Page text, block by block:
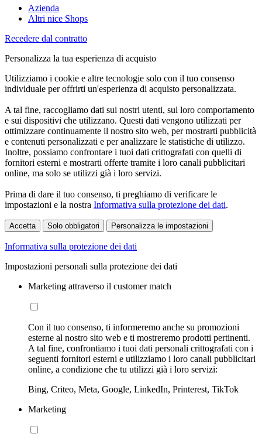
Azienda
Altri nice Shops
Recedere dal contratto
Personalizza la tua esperienza di acquisto
Utilizziamo i cookie e altre tecnologie solo con il tuo consenso
individuale per offrirti un'esperienza di acquisto personalizzata.
A tal fine, raccogliamo dati sui nostri utenti, sul loro comportamento
e sui dispositivi che utilizzano. Questi dati vengono utilizzati per
ottimizzare continuamente il nostro sito web, per mostrarti pubblicità
e contenuti personalizzati e per analizzare le statistiche di utilizzo.
Inoltre, possiamo confrontare i tuoi dati crittografati con quelli di
fornitori esterni e mostrarti offerte tramite i loro canali pubblicitari
online, ma solo se utilizzi già i loro servizi.
Prima di dare il tuo consenso, ti preghiamo di verificare le
impostazioni e la nostra Informativa sulla protezione dei dati.
Accetta Solo obbligatori Personalizza le impostazioni
Informativa sulla protezione dei dati
Impostazioni personali sulla protezione dei dati
Marketing attraverso il customer match
Con il tuo consenso, ti informeremo anche su promozioni
esterne al nostro sito web e ti mostreremo prodotti pertinenti.
A tal fine, confrontiamo i tuoi dati personali crittografati con i
seguenti fornitori esterni e utilizziamo i loro canali pubblicitari
online, a condizione che tu utilizzi già i loro servizi:
Bing, Criteo, Meta, Google, LinkedIn, Printerest, TikTok
Marketing